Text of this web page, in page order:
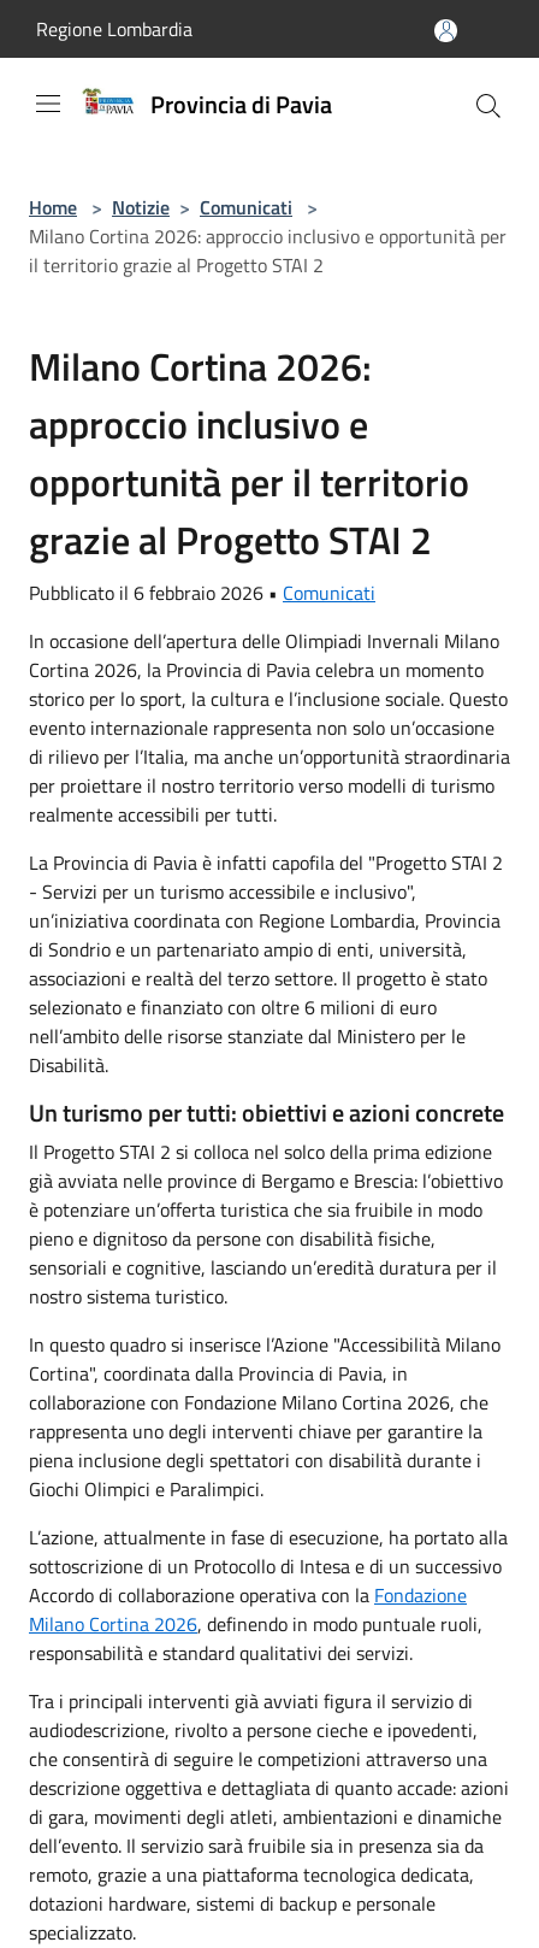
Regione Lombardia
Provincia di Pavia
Home > Notizie > Comunicati >
Milano Cortina 2026: approccio inclusivo e opportunità per
il territorio grazie al Progetto STAI 2
Milano Cortina 2026:
approccio inclusivo e
opportunità per il territorio
grazie al Progetto STAI 2
Pubblicato il 6 febbraio 2026 • Comunicati
In occasione dell’apertura delle Olimpiadi Invernali Milano
Cortina 2026, la Provincia di Pavia celebra un momento
storico per lo sport, la cultura e l’inclusione sociale. Questo
evento internazionale rappresenta non solo un’occasione
di rilievo per l’Italia, ma anche un’opportunità straordinaria
per proiettare il nostro territorio verso modelli di turismo
realmente accessibili per tutti.
La Provincia di Pavia è infatti capofila del "Progetto STAI 2
- Servizi per un turismo accessibile e inclusivo",
un’iniziativa coordinata con Regione Lombardia, Provincia
di Sondrio e un partenariato ampio di enti, università,
associazioni e realtà del terzo settore. Il progetto è stato
selezionato e finanziato con oltre 6 milioni di euro
nell’ambito delle risorse stanziate dal Ministero per le
Disabilità.
Un turismo per tutti: obiettivi e azioni concrete
Il Progetto STAI 2 si colloca nel solco della prima edizione
già avviata nelle province di Bergamo e Brescia: l’obiettivo
è potenziare un’offerta turistica che sia fruibile in modo
pieno e dignitoso da persone con disabilità fisiche,
sensoriali e cognitive, lasciando un’eredità duratura per il
nostro sistema turistico.
In questo quadro si inserisce l’Azione "Accessibilità Milano
Cortina", coordinata dalla Provincia di Pavia, in
collaborazione con Fondazione Milano Cortina 2026, che
rappresenta uno degli interventi chiave per garantire la
piena inclusione degli spettatori con disabilità durante i
Giochi Olimpici e Paralimpici.
L’azione, attualmente in fase di esecuzione, ha portato alla
sottoscrizione di un Protocollo di Intesa e di un successivo
Accordo di collaborazione operativa con la Fondazione
Milano Cortina 2026, definendo in modo puntuale ruoli,
responsabilità e standard qualitativi dei servizi.
Tra i principali interventi già avviati figura il servizio di
audiodescrizione, rivolto a persone cieche e ipovedenti,
che consentirà di seguire le competizioni attraverso una
descrizione oggettiva e dettagliata di quanto accade: azioni
di gara, movimenti degli atleti, ambientazioni e dinamiche
dell’evento. Il servizio sarà fruibile sia in presenza sia da
remoto, grazie a una piattaforma tecnologica dedicata,
dotazioni hardware, sistemi di backup e personale
specializzato.